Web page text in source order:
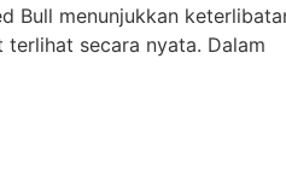
Bull menunjukkan
secara nyata. Dalam